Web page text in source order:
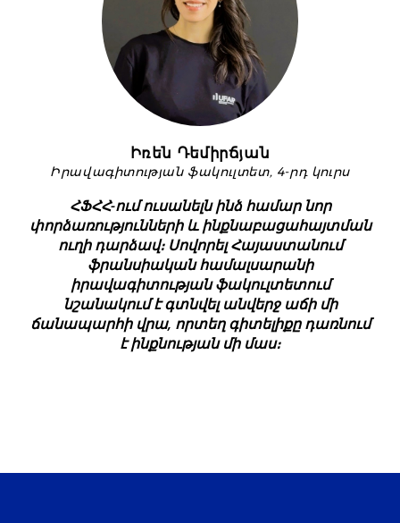
Իռեն Դեմիրճյան
Իրավագիտության ֆակուլտետ, 4-րդ կուրս
ՀՖՀՀ-ում ուսանելն ինձ համար նոր
փորձառությունների և ինքնաբացահայտման
ուղի դարձավ։ Սովորել Հայաստանում
ֆրանսիական համալսարանի
իրավագիտության ֆակուլտետում
նշանակում է գտնվել անվերջ աճի մի
ճանապարհի վրա, որտեղ գիտելիքը դառնում
է ինքնության մի մաս։